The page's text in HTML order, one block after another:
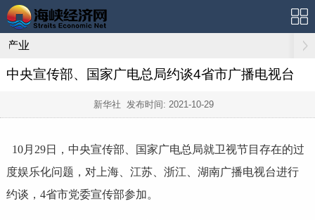
产业
中央宣传部、国家广电总局约谈4省市广播电视台
新华社 发布时间: 2021-10-29
10月29日，中央宣传部、国家广电总局就卫视节目存在的过
度娱乐化问题，对上海、江苏、浙江、湖南广播电视台进行
约谈，4省市党委宣传部参加。